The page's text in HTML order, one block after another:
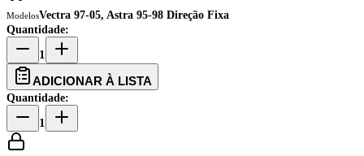
ModelosVectra 97-05, Astra 95-98 Direção Fixa
Quantidade:
1
ADICIONAR À LISTA
Quantidade:
1